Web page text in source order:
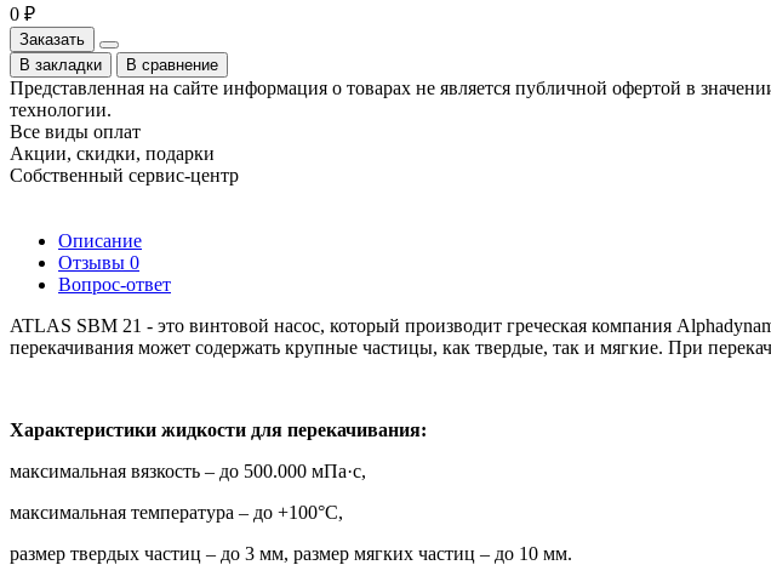
0 ₽
Заказать
В закладки
В сравнение
Представленная на сайте информация о товарах не является публичной офертой в
технологии.
Все виды оплат
Акции, скидки, подарки
Собственный сервис-центр
Описание
Отзывы 0
Вопрос-ответ
ATLAS SBM 21 - это винтовой насос, который производит греческая компания
перекачивания может содержать крупные частицы, как твердые, так и мягкие. При
Характеристики жидкости для перекачивания:
максимальная вязкость – до 500.000 мПа·с,
максимальная температура – до +100°C,
размер твердых частиц – до 3 мм, размер мягких частиц – до 10 мм.